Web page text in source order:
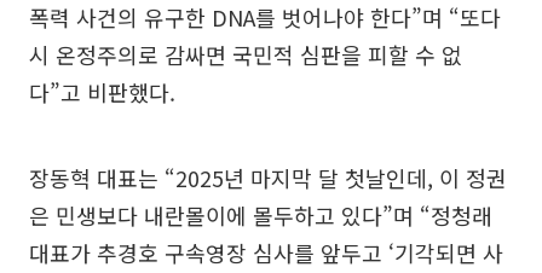
폭력 사건의 유구한 DNA를 벗어나야 한다”며 “또다
시 온정주의로 감싸면 국민적 심판을 피할 수 없
다”고 비판했다.
장동혁 대표는 “2025년 마지막 달 첫날인데, 이 정권
은 민생보다 내란몰이에 몰두하고 있다”며 “정청래
대표가 추경호 구속영장 심사를 앞두고 ‘기각되면 사